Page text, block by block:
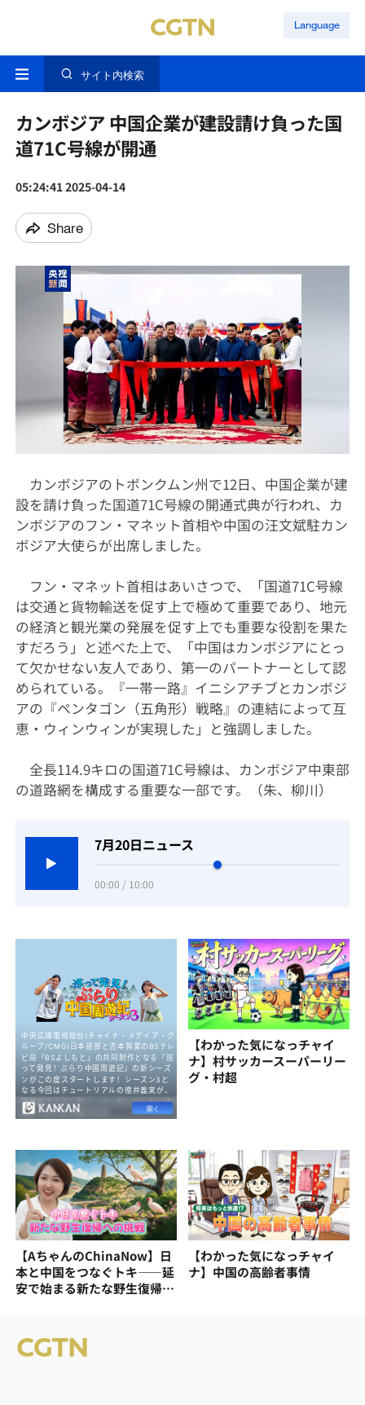
Language
サイト内検索
カンボジア 中国企業が建設請け負った国
道71C号線が開通
05:24:41 2025-04-14
Share
カンボジアのトボンクムン州で12日、中国企業が建
設を請け負った国道71C号線の開通式典が行われ、カ
ンボジアのフン・マネット首相や中国の汪文斌駐カン
ボジア大使らが出席しました。
フン・マネット首相はあいさつで、「国道71C号線
は交通と貨物輸送を促す上で極めて重要であり、地元
の経済と観光業の発展を促す上でも重要な役割を果た
すだろう」と述べた上で、「中国はカンボジアにとっ
て欠かせない友人であり、第一のパートナーとして認
められている。『一帯一路』イニシアチブとカンボジ
アの『ペンタゴン（五角形）戦略』の連結によって互
恵・ウィンウィンが実現した」と強調しました。
全長114.9キロの国道71C号線は、カンボジア中東部
の道路網を構成する重要な一部です。（朱、柳川）
7月20日ニュース
00:00 / 10:00
【わかった気になっチャイ
ナ】村サッカースーパーリー
グ・村超
【AちゃんのChinaNow】日
本と中国をつなぐトキ——延
安で始まる新たな野生復帰へ
【わかった気になっチャイ
ナ】中国の高齢者事情